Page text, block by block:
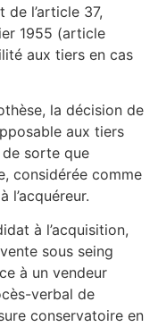
l’article 37,
1955 (article
aux tiers en cas
la décision de
aux tiers
de sorte que
considérée comme
l’acquéreur.
à l’acquisition,
sous seing
à un vendeur
verbal de
conservatoire en